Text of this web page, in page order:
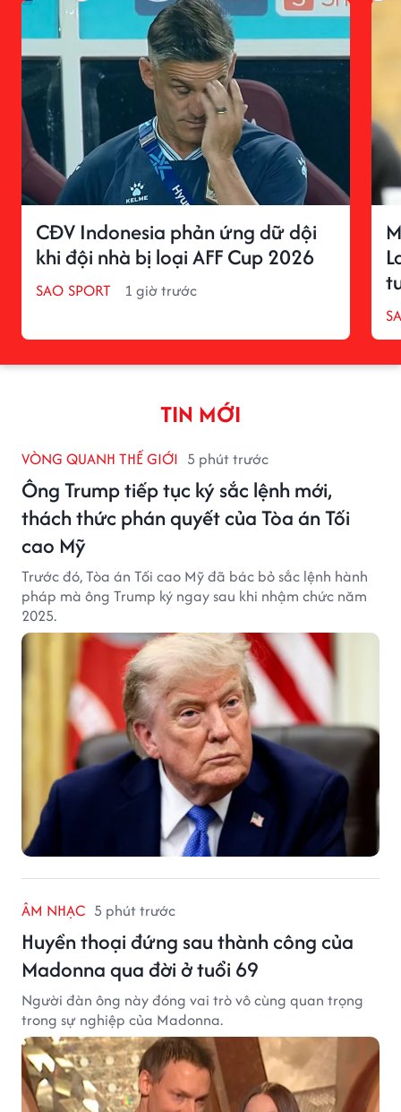
CĐV Indonesia phản ứng dữ dội
khi đội nhà bị loại AFF Cup 2026
SAO SPORT 1 giờ trước
TIN MỚI
VÒNG QUANH THẾ GIỚI 5 phút trước
Ông Trump tiếp tục ký sắc lệnh mới,
thách thức phán quyết của Tòa án Tối
cao Mỹ
Trước đó, Tòa án Tối cao Mỹ đã bác bỏ sắc lệnh hành
pháp mà ông Trump ký ngay sau khi nhậm chức năm
2025.
ÂM NHẠC 5 phút trước
Huyền thoại đứng sau thành công của
Madonna qua đời ở tuổi 69
Người đàn ông này đóng vai trò vô cùng quan trọng
trong sự nghiệp của Madonna.